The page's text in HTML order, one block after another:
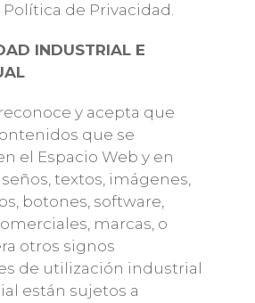
de Privacidad.
INDUSTRIAL E
y acepta que
que se
el Espacio Web y en
textos, imágenes,
botones, software,
marcas, o
otros signos
de utilización industrial
están sujetos a